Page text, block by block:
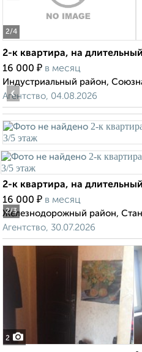
2/4
2-к квартира, на
16 000 ₽ в месяц
Индустриальный район,
Агентство, 04.08.2026
2/3
‹
2-к квартира, на
16 000 ₽ в месяц
Железнодорожный район,
Агентство, 30.07.2026
2